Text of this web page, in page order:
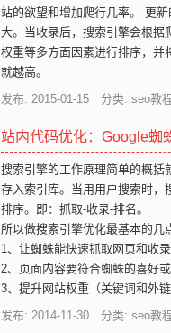
站的欲望和增加爬行几率。 更
大。当收录后，搜索引擎会根据
权重等多方面因素进行排序，并
就越高。
发布: 2015-01-15 分类: seo教
站内代码优化：Google蜘
搜索引擎的工作原理简单的概括
存入索引库。当用用户搜索时，
排序。即：抓取-收录-排名。
所以做搜索引擎优化最基本的几
1、让蜘蛛能快速抓取网页和收
2、页面内容要符合蜘蛛的喜好
3、提升网站权重（关键词和外链
发布: 2014-11-30 分类: seo教